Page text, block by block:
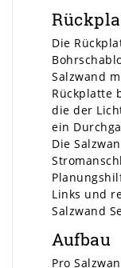
Die
Salzwand
Rückplatte
die der
ein
Die
Links und
Salzwand
Aufbau
Pro